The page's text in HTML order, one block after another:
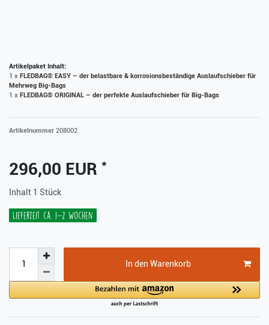
Artikelpaket Inhalt:
1 x FLEDBAG® EASY – der belastbare & korrosionsbeständige Auslaufschieber für
Mehrweg Big-Bags
1 x FLEDBAG® ORIGINAL – der perfekte Auslaufschieber für Big-Bags
Artikelnummer 208002
296,00 EUR *
Inhalt 1 Stück
Lieferzeit ca. 1-2 Wochen
In den Warenkorb